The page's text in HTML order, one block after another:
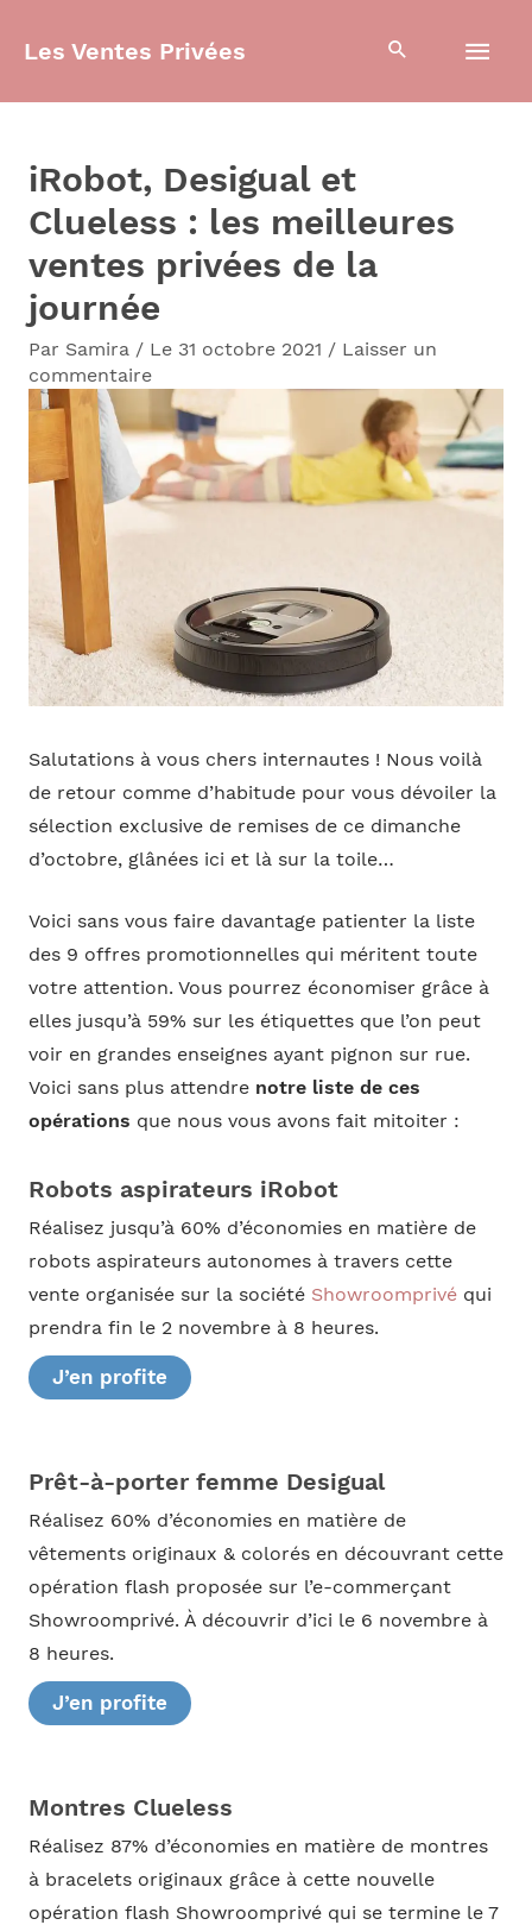
Les Ventes Privées
iRobot, Desigual et
Clueless : les meilleures
ventes privées de la
journée
Par Samira / Le 31 octobre 2021 / Laisser un
commentaire
Salutations à vous chers internautes ! Nous voilà
de retour comme d’habitude pour vous dévoiler la
sélection exclusive de remises de ce dimanche
d’octobre, glânées ici et là sur la toile…
Voici sans vous faire davantage patienter la liste
des 9 offres promotionnelles qui méritent toute
votre attention. Vous pourrez économiser grâce à
elles jusqu’à 59% sur les étiquettes que l’on peut
voir en grandes enseignes ayant pignon sur rue.
Voici sans plus attendre notre liste de ces
opérations que nous vous avons fait mitoiter :
Robots aspirateurs iRobot
Réalisez jusqu’à 60% d’économies en matière de
robots aspirateurs autonomes à travers cette
vente organisée sur la société Showroomprivéqui
prendra fin le 2 novembre à 8 heures.
J’en profite
Prêt-à-porter femme Desigual
Réalisez 60% d’économies en matière de
vêtements originaux & colorés en découvrant cette
opération flash proposée sur l’e-commerçant
Showroomprivé. À découvrir d’ici le 6 novembre à
8 heures.
J’en profite
Montres Clueless
Réalisez 87% d’économies en matière de montres
à bracelets originaux grâce à cette nouvelle
opération flash Showroomprivé qui se termine le 7